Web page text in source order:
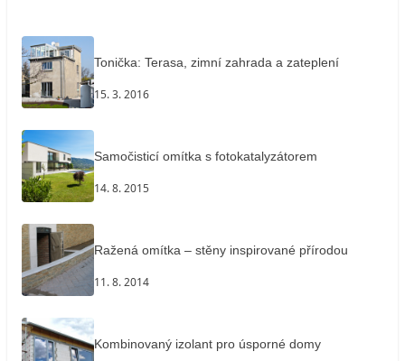
Tonička: Terasa, zimní zahrada a zateplení
15. 3. 2016
Samočisticí omítka s fotokatalyzátorem
14. 8. 2015
Ražená omítka – stěny inspirované přírodou
11. 8. 2014
Kombinovaný izolant pro úsporné domy